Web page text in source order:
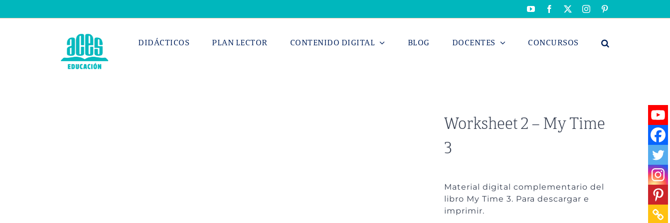
al
YouTubeFacebook Instagram
DIDÁCTICOS PLAN LECTOR CONTENIDO DIGITAL BLOG DOCENTES CONCURSOS
Worksheet 2 – My Time
3
Material digital complementario del
libro My Time 3. Para descargar e
imprimir.